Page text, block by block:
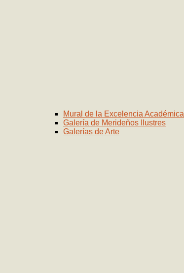
Mural de la Excelencia Académica
Galería de Merideños Ilustres
Galerías de Arte